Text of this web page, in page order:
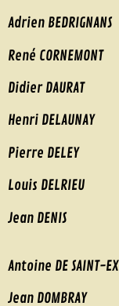
Adrien BEDRIGNANS
René CORNEMONT
Didier DAURAT
Henri DELAUNAY
Pierre DELEY
Louis DELRIEU
Jean DENIS
Antoine DE SAINT-
Jean DOMBRAY